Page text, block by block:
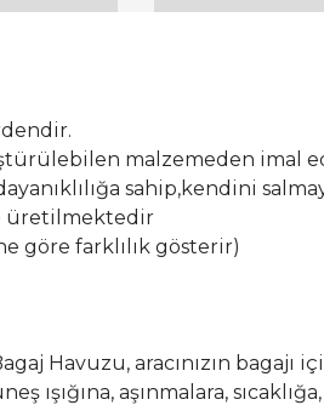
malzemeden imal
sahip,kendini
üretilmektedir
göre farklılık gösterir)
Havuzu, aracınızın
ışığına, aşınmalara,